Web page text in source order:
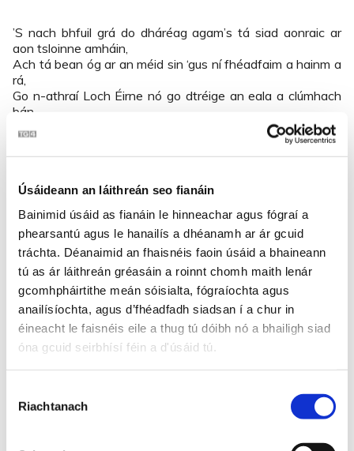
Úsáideann an láithreán seo fianáin
Bainimid úsáid as fianáin le hinneachar agus fógraí a
phearsantú agus le hanailís a dhéanamh ar ár gcuid
tráchta. Déanaimid an fhaisnéis faoin úsáid a bhaineann
tú as ár láithreán gréasáin a roinnt chomh maith lenár
gcomhpháirtithe meán sóisialta, fógraíochta agus
anailísíochta, agus d’fhéadfadh siadsan í a chur in
éineacht le faisnéis eile a thug tú dóibh nó a bhailigh siad
óna gcuid seirbhísí féin a d'úsáid tú.
Toilithe
Riachtanach
’S nach bhfuil grá do dháréag agam’s tá siad aonraic ar
aon tsloinne amháin,
Ach tá bean óg ar an méid sin ‘gus ní fhéadfaim a hainm a
rá,
Go n-athraí Loch Éirne nó go dtréige an eala a clúmhach
bán,
Ní inseoidh mé go héag dhaoibh cén réasún lena dtug mé
dhi grá.
‘S nach bhfuil grá do chailín óg agam ’s deir go leor liom
nach mairfidh sí mí,
Nuair a théimse go teach an ósta, níl spóirt ann is deise ná
Tá a grua mar an rósa ‘gus tá sí ag doirteadh na meala ar
’S an té a bhlaisfeadh dá póigín ‘sea is dócha liom go
mbeadh fad ar a shaol.
Chúns a bhéas mé beo in Éirinn ní dhéanfaidh mé ciste ná
stór,
Chúns a bhéas mé beo in Éirinn ní thréigfidh mé
Chúns a bhéas mé beo in Éirinn óra pléascfaidh mé an jug
ar an mbord,